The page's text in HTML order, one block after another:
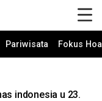
Pariwisata Fokus
indonesia u 23.